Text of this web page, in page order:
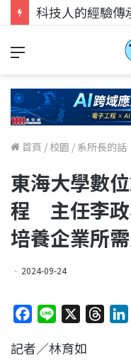
科技人找工作，
首頁 / 校園 / 系所長的話
東海大學數
程 主任李政
培養企業所
2024-09-24
c
n
記者／林育如